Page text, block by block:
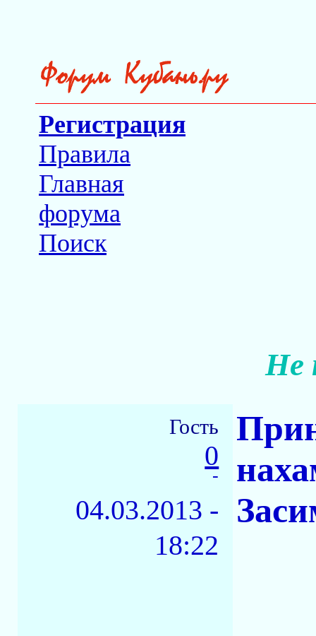
Регистрация
Правила
Главная
форума
Поиск
Не
Гость
0
-
04.03.2013 -
18:22